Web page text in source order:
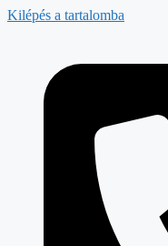
Kilépés a tartalomba